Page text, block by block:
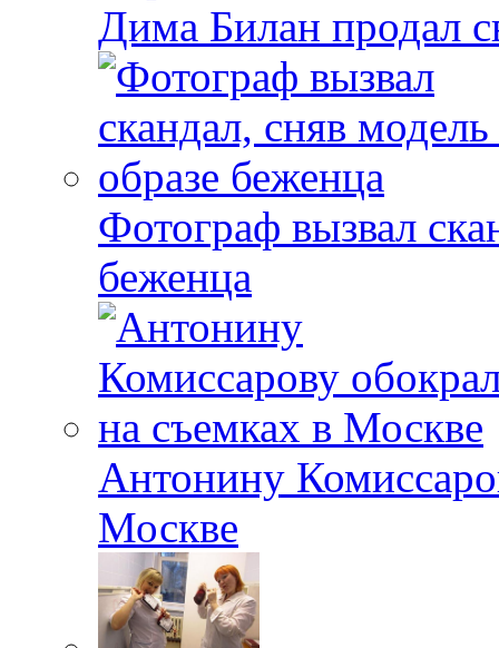
Дима Билан продал
Фотограф вызвал
беженца
Антонину
Москве